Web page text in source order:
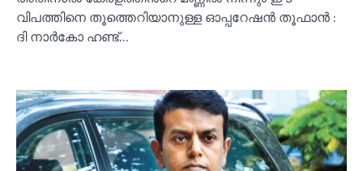
വിപത്തിനെ തൂത്തെറിയാനുള്ള ഓപ്പറേഷൻ തൂഫാൻ :
ദി നാർകോ ഹണ്ട്…